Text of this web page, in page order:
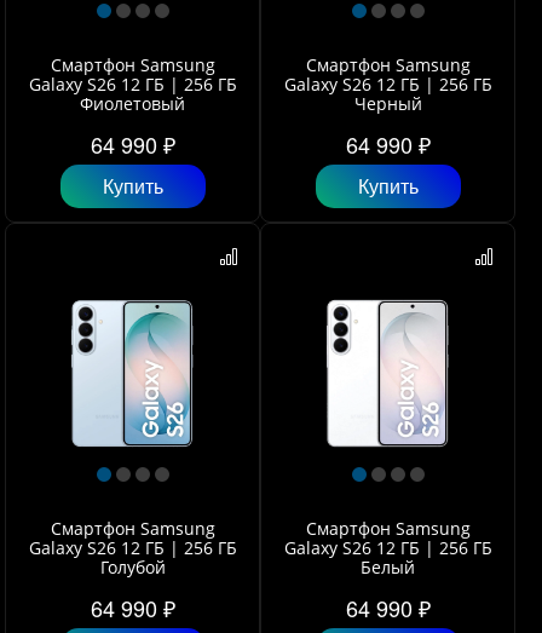
Смартфон Samsung
Galaxy S26 12 ГБ | 256 ГБ
Фиолетовый
64 990 ₽
Купить
Смартфон Samsung
Galaxy S26 12 ГБ | 256 ГБ
Черный
64 990 ₽
Купить
Смартфон Samsung
Galaxy S26 12 ГБ | 256 ГБ
Голубой
64 990 ₽
Смартфон Samsung
Galaxy S26 12 ГБ | 256 ГБ
Белый
64 990 ₽